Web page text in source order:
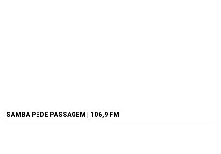
SAMBA PEDE PASSAGEM | 106,9 FM